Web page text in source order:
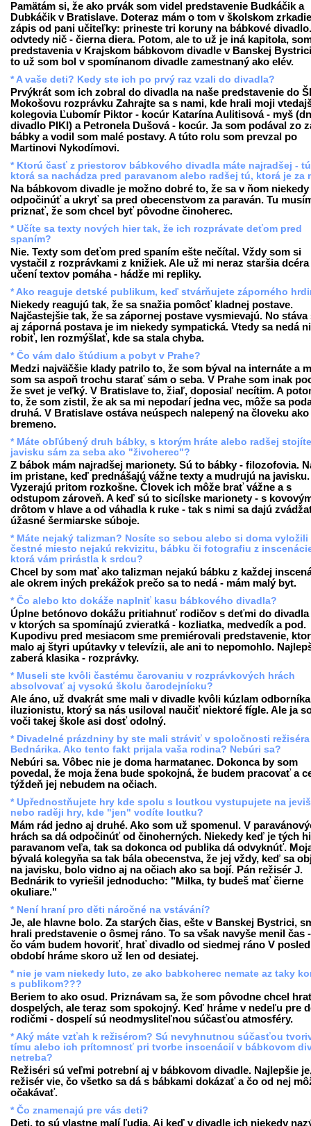
Pamätám si, že ako prvák som videl predstavenie Budkáčik a
Dubkáčik v Bratislave. Doteraz mám o tom v školskom
zápis od pani učiteľky: prineste tri koruny na bábkové
odvtedy nič - čierna diera. Potom, ale to už je iná kapitola,
predstavenia v Krajskom bábkovom divadle v Banskej
to už som bol v spomínanom divadle zamestnaný ako elév.
* A vaše deti? Kedy ste ich po prvý raz vzali do divadla?
Prvýkrát som ich zobral do divadla na naše predstavenie do
Mokošovu rozprávku Zahrajte sa s nami, kde hrali moji
kolegovia Ľubomír Piktor - kocúr Katarína Aulitisová - myš
divadlo PIKI) a Petronela Dušová - kocúr. Ja som podával zo
bábky a vodil som malé postavy. A túto rolu som prevzal po
Martinovi Nykodímovi.
* Ktorú časť z priestorov bábkového divadla máte najradšej -
ktorá sa nachádza pred paravanom alebo radšej tú, ktorá je za
Na bábkovom divadle je možno dobré to, že sa v ňom niekedy
odpočinúť a ukryť sa pred obecenstvom za paraván. Tu
priznať, že som chcel byť pôvodne činoherec.
* Učíte sa texty nových hier tak, že ich rozprávate deťom pred
spaním?
Nie. Texty som deťom pred spaním ešte nečítal. Vždy som si
vystačil z rozprávkami z knižiek. Ale už mi neraz staršia
učení textov pomáha - hádže mi repliky.
* Ako reaguje detské publikum, keď stvárňujete záporného
Niekedy reagujú tak, že sa snažia pomôcť kladnej postave.
Najčastejšie tak, že sa zápornej postave vysmievajú. No stáva
aj záporná postava je im niekedy sympatická. Vtedy sa nedá
robiť, len rozmýšlať, kde sa stala chyba.
* Čo vám dalo štúdium a pobyt v Prahe?
Medzi najväčšie klady patrilo to, že som býval na internáte a
som sa aspoň trochu starať sám o seba. V Prahe som inak
že svet je veľký. V Bratislave to, žiaľ, doposiaľ necítim. A
to, že som zistil, že ak sa mi nepodarí jedna vec, môže sa
druhá. V Bratislave ostáva neúspech nalepený na človeku ako
bremeno.
* Máte obľúbený druh bábky, s ktorým hráte alebo radšej
javisku sám za seba ako "živoherec"?
Z bábok mám najradšej marionety. Sú to bábky - filozofovia.
im pristane, keď prednášajú vážne texty a mudrujú na javisku.
Vyzerajú pritom rozkošne. Človek ich môže brať vážne a s
odstupom zároveň. A keď sú to sicílske marionety - s
drôtom v hlave a od váhadla k ruke - tak s nimi sa dajú
úžasné šermiarske súboje.
* Máte nejaký talizman? Nosíte so sebou alebo si doma vyložili
čestné miesto nejakú rekvizitu, bábku či fotografiu z
ktorá vám prirástla k srdcu?
Chcel by som mať ako talizman nejakú bábku z každej
ale okrem iných prekážok prečo sa to nedá - mám malý byt.
* Čo alebo kto dokáže naplniť kasu bábkového divadla?
Úplne betónovo dokážu pritiahnuť rodičov s deťmi do
v ktorých sa spomínajú zvieratká - kozliatka, medvedík a pod.
Kupodivu pred mesiacom sme premiérovali predstavenie,
malo aj štyri upútavky v televízii, ale ani to nepomohlo.
zaberá klasika - rozprávky.
* Museli ste kvôli častému čarovaniu v rozprávkových hrách
absolvovať aj vysokú školu čarodejnícku?
Ale áno, už dvakrát sme mali v divadle kvôli kúzlam odborníka
iluzionistu, ktorý sa nás usiloval naučiť niektoré fígle. Ale ja
voči takej škole asi dosť odolný.
* Divadelné prázdniny by ste mali stráviť v spoločnosti režiséra
Bednárika. Ako tento fakt prijala vaša rodina? Nebúri sa?
Nebúri sa. Vôbec nie je doma harmatanec. Dokonca by som
povedal, že moja žena bude spokojná, že budem pracovať a
týždeň jej nebudem na očiach.
* Upřednostňujete hry kde spolu s loutkou vystupujete na
nebo raději hry, kde "jen" vodíte loutku?
Mám rád jedno aj druhé. Ako som už spomenul. V
hrách sa dá odpočinúť od činoherných. Niekedy keď je tých
paravanom veľa, tak sa dokonca od publika dá odvyknúť.
bývalá kolegyňa sa tak bála obecenstva, že jej vždy, keď sa
na javisku, bolo vidno aj na očiach ako sa bojí. Pán režisér J.
Bednárik to vyriešil jednoducho: "Milka, ty budeš mať čierne
okuliare."
* Není hraní pro děti náročné na vstávání?
Je, ale hlavne bolo. Za starých čias, ešte v Banskej Bystrici,
hrali predstavenie o ôsmej ráno. To sa však navyše menil čas
čo vám budem hovoriť, hrať divadlo od siedmej ráno V
období hráme skoro už len od desiatej.
* nie je vam niekedy luto, ze ako babkoherec nemate az taky
s publikom???
Beriem to ako osud. Priznávam sa, že som pôvodne chcel
dospelých, ale teraz som spokojný. Keď hráme v nedeľu pre
rodičmi - dospelí sú neodmysliteľnou súčasťou atmosféry.
* Aký máte vzťah k režisérom? Sú nevyhnutnou súčasťou
tímu alebo ich prítomnosť pri tvorbe inscenácií v bábkovom
netreba?
Režiséri sú veľmi potrební aj v bábkovom divadle. Najlepšie
režisér vie, čo všetko sa dá s bábkami dokázať a čo od nej
očakávať.
* Čo znamenajú pre vás deti?
Deti, to sú vlastne malí ľudia. Aj keď v divadle ich niekedy